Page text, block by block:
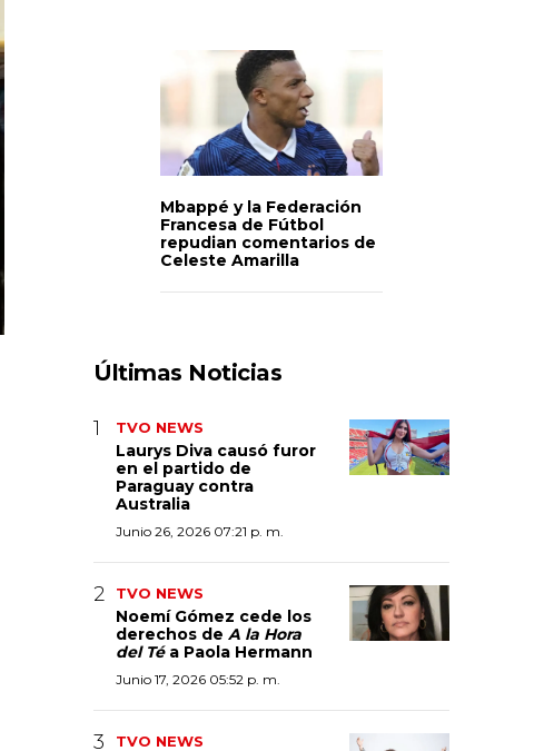
Mbappé y la Federación
Francesa de Fútbol
repudian comentarios de
Celeste Amarilla
Últimas Noticias
TVO NEWS
Laurys Diva causó furor
en el partido de
Paraguay contra
Australia
Junio 26, 2026 07:21 p. m.
TVO NEWS
Noemí Gómez cede los
derechos de A la Hora
del Té a Paola Hermann
Junio 17, 2026 05:52 p. m.
TVO NEWS